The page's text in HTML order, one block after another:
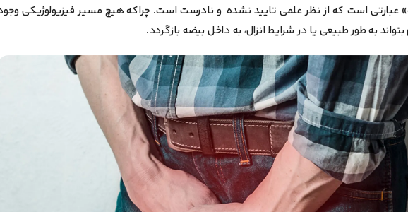
عبارتی است که از نظر علمی تایید نشده و نادرست است. چراکه هیچ مسیر فیزیولوژیکی
به طور طبیعی یا در شرایط انزال، به داخل بیضه بازگردد.